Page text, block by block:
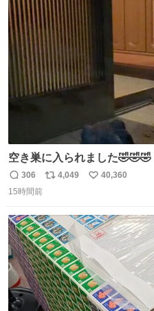
ト
数
数
空き巣に入られました🤣🤣🤣
返
信
306
リ
ト
数
4,049
い
数
40,360
15時間前